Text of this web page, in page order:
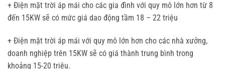
+ Điện mặt trời áp mái cho các gia đình với quy mô lớn hơn từ 8
đến 15KW sẽ có mức giá dao động tầm 18 – 22 triệu
+ Điện mặt trời áp mái với quy mô lớn hơn cho các nhà xưởng,
doanh nghiệp trên 15KW sẽ có giá thành trung bình trong
khoảng 15-20 triệu.